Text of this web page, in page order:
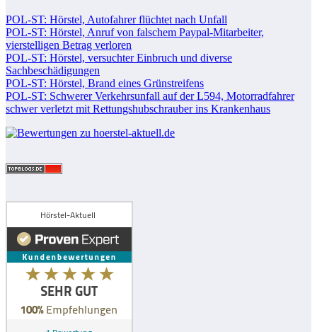
POL-ST: Hörstel, Autofahrer flüchtet nach Unfall
POL-ST: Hörstel, Anruf von falschem Paypal-Mitarbeiter,
vierstelligen Betrag verloren
POL-ST: Hörstel, versuchter Einbruch und diverse
Sachbeschädigungen
POL-ST: Hörstel, Brand eines Grünstreifens
POL-ST: Schwerer Verkehrsunfall auf der L594, Motorradfahrer
schwer verletzt mit Rettungshubschrauber ins Krankenhaus